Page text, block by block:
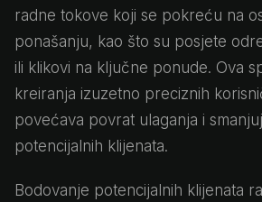
radne tokove koji se pokreću na
ponašanju, kao što su posjete
ili klikovi na ključne ponude. Ova
kreiranja izuzetno preciznih
povećava povrat ulaganja i
potencijalnih klijenata.
Bodovanje potencijalnih klijenata